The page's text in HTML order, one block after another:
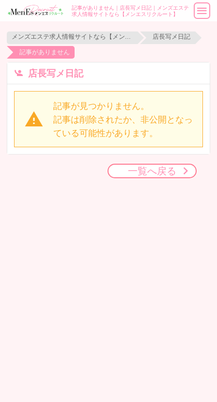
記事がありません｜店長写メ日記｜メンズエステ
求人情報サイトなら【メンエスリクルート】
店長写メ日記
記事がありません
店長写メ日記
記事が見つかりません。
記事は削除されたか、非公開となっ
ている可能性があります。
一覧へ戻る